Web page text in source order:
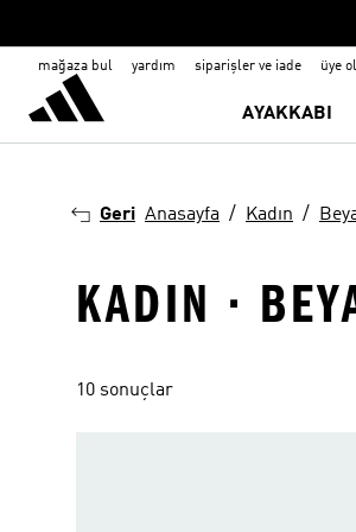
mağaza bul yardım siparişler ve iade üye ol
AYAKKABI
Geri Anasayfa Kadın
KADIN ·
10 sonuçlar